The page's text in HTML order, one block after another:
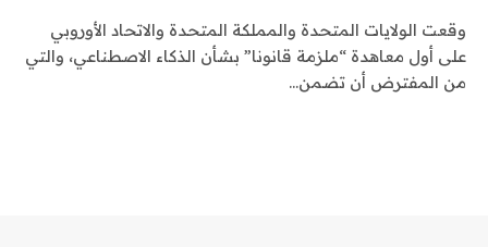
وقعت الولايات المتحدة والمملكة المتحدة والاتحاد الأوروبي
على أول معاهدة “ملزمة قانونا” بشأن الذكاء الاصطناعي، والتي
من المفترض أن تضمن…